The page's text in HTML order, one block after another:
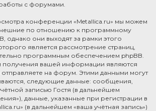
с форумами.
конференции «Metallica.ru» мы можем
внешние по отношению к программному
однако они выходят за рамки этого
является рассмотрение страниц,
программным обеспечением phpBB.
получения вашей информации являются
на форум. Этими данными могут
следующие данные: сообщения,
записью Гостя (в дальнейшем
данные, указанные при регистрации в
(в дальнейшем «ваша учётная запись»)